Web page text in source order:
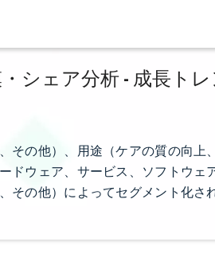
シェア分析 - 成長ト
その他）、用途（ケアの質の向上
ドウェア、サービス、ソフトウェ
その他）によってセグメント化さ